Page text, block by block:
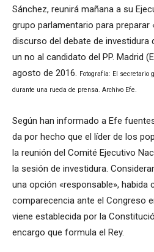
Sánchez, reunirá mañana a su
grupo parlamentario para preparar
discurso del debate de investidura
un no al candidato del PP. Madrid
agosto de 2016. Fotografía: El secretario
durante una rueda de prensa. Archivo Efe.
Según han informado a Efe
da por hecho que el líder de los
la reunión del Comité Ejecutivo
la sesión de investidura.
una opción «responsable», habida
comparecencia ante el Congreso
viene establecida por la
encargo que formula el Rey.